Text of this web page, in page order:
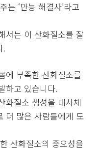
는 ‘만능 해결사’라고
서는 이 산화질소를 잘
.
에 부족한 산화질소를
하고 있습니다.
화질소 생성을 대사체
더 많은 사람들에게 도
산화질소의 중요성을